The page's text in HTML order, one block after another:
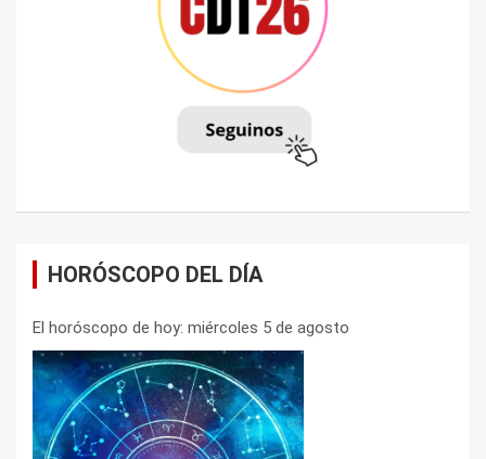
HORÓSCOPO DEL DÍA
El horóscopo de hoy: miércoles 5 de agosto